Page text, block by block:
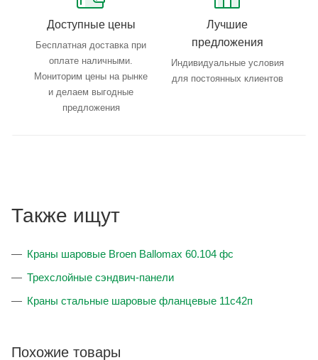
Доступные цены
Бесплатная доставка при
оплате наличными.
Мониторим цены на рынке
и делаем выгодные
предложения
Лучшие
предложения
Индивидуальные условия
для постоянных клиентов
Также ищут
Краны шаровые Broen Ballomax 60.104 фс
Трехслойные сэндвич-панели
Краны стальные шаровые фланцевые 11с42п
Похожие товары